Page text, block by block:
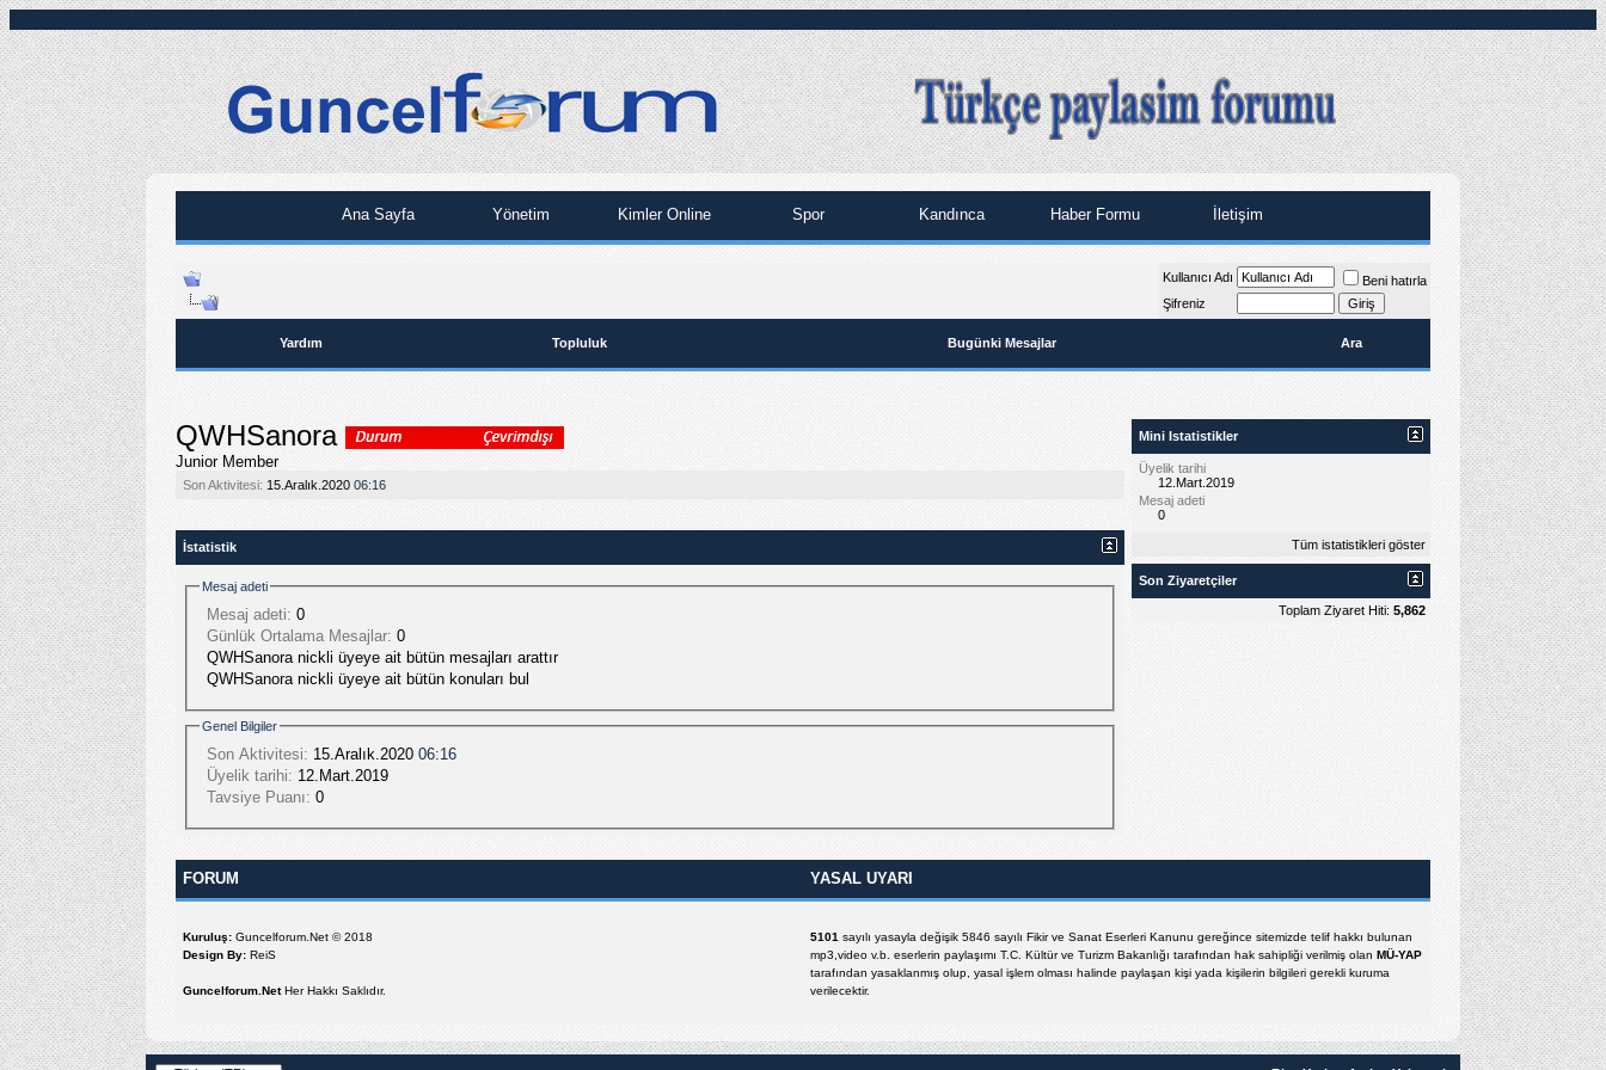
Ana Sayfa Yönetim Kimler Online Spor Kandınca Haber Formu İletişim
Kullanıcı Adı
Beni hatırla
Şifreniz
Yardım Topluluk Bugünki Mesajlar Ara
QWHSanora
Junior Member
Son Aktivitesi: 15.Aralık.2020 06:16
İstatistik
Mesaj adeti
Mesaj adeti: 0
Günlük Ortalama Mesajlar: 0
QWHSanora nickli üyeye ait bütün mesajları arattır
QWHSanora nickli üyeye ait bütün konuları bul
Genel Bilgiler
Son Aktivitesi: 15.Aralık.2020 06:16
Üyelik tarihi: 12.Mart.2019
Tavsiye Puanı: 0
Mini Istatistikler
Üyelik tarihi
12.Mart.2019
Mesaj adeti
0
Tüm istatistikleri göster
Son Ziyaretçiler
Toplam Ziyaret Hiti: 5,862
FORUM YASAL UYARI
Kuruluş: Guncelforum.Net © 2018
Design By: ReiS
Guncelforum.NetHer Hakkı Saklıdır.
5101 sayılı yasayla değişik 5846 sayılı Fikir ve Sanat Eserleri Kanunu gereğince sitemizde telif hakkı bulunan
mp3,video v.b. eserlerin paylaşımı T.C. Kültür ve Turizm Bakanlığı tarafından hak sahipliği verilmiş olan MÜ-YAP
tarafından yasaklanmış olup, yasal işlem olması halinde paylaşan kişi yada kişilerin bilgileri gerekli kuruma
verilecektir.